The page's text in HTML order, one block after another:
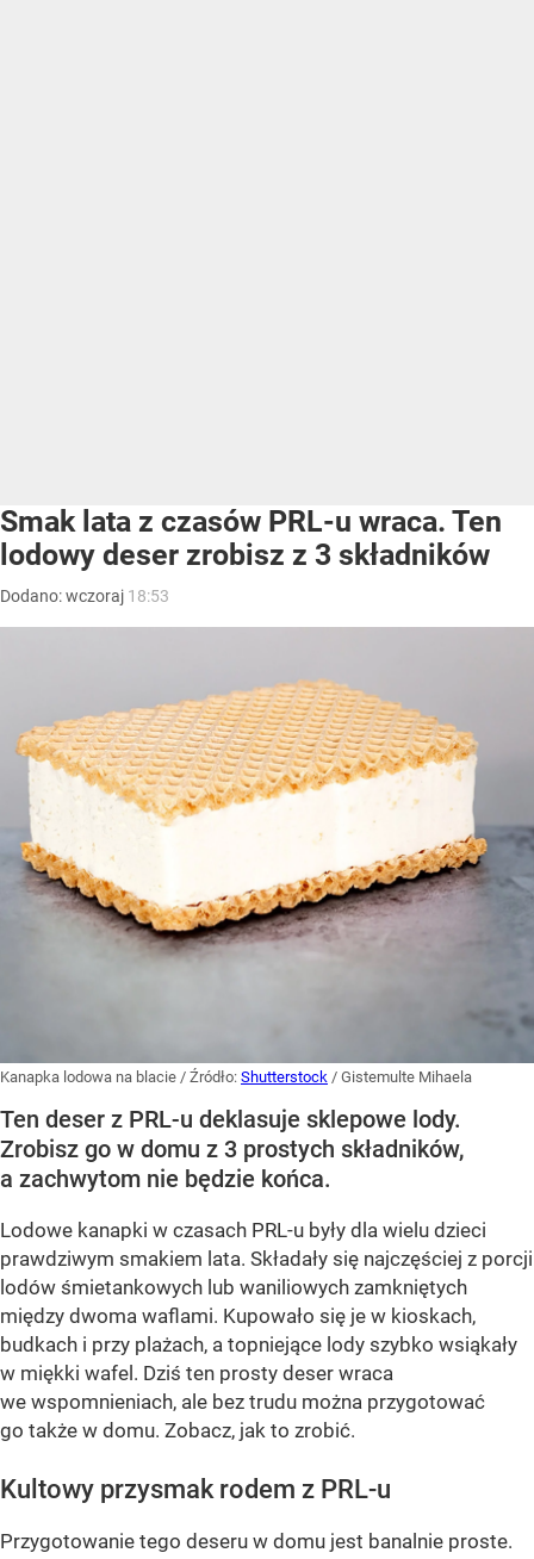
Smak lata z czasów PRL-u wraca. Ten
lodowy deser zrobisz z 3 składników
Dodano:wczoraj 18:53
Kanapka lodowa na blacie / Źródło: Shutterstock / Gistemulte Mihaela
Ten deser z PRL-u deklasuje sklepowe lody.
Zrobisz go w domu z 3 prostych składników,
a zachwytom nie będzie końca.
Lodowe kanapki w czasach PRL-u były dla wielu dzieci
prawdziwym smakiem lata. Składały się najczęściej z porcji
lodów śmietankowych lub waniliowych zamkniętych
między dwoma waflami. Kupowało się je w kioskach,
budkach i przy plażach, a topniejące lody szybko wsiąkały
w miękki wafel. Dziś ten prosty deser wraca
we wspomnieniach, ale bez trudu można przygotować
go także w domu. Zobacz, jak to zrobić.
Kultowy przysmak rodem z PRL-u
Przygotowanie tego deseru w domu jest banalnie proste.